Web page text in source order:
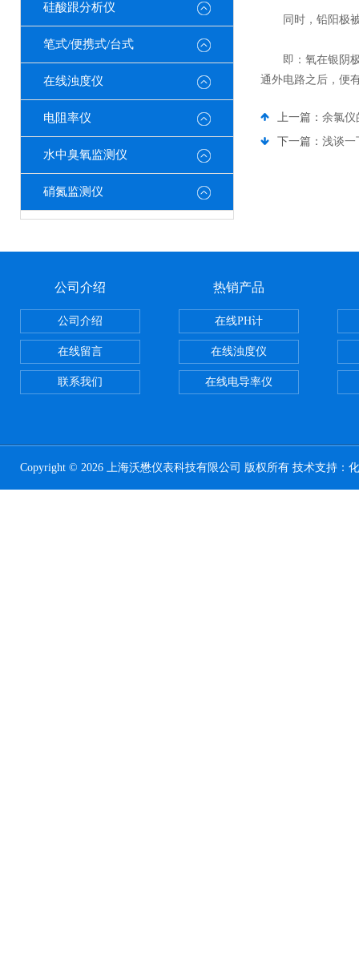
硅酸跟分析仪
笔式/便携式/台式
在线浊度仪
电阻率仪
水中臭氧监测仪
硝氮监测仪
同时，铅阳极被
即：氧在银阴极
通外电路之后，便
上一篇： 余氯仪
下一篇： 浅谈一
公司介绍
公司介绍
在线留言
联系我们
热销产品
在线PH计
在线浊度仪
在线电导率仪
Copyright © 2026 上海沃懋仪表科技有限公司 版权所有 技术支持：